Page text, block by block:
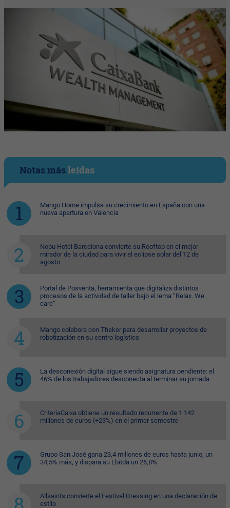
Notas másleídas
Mango Home impulsa su crecimiento en España con una
nueva apertura en Valencia
Nobu Hotel Barcelona convierte su Rooftop en el mejor
mirador de la ciudad para vivir el eclipse solar del 12 de
agosto
Portal de Posventa, herramienta que digitaliza distintos
procesos de la actividad de taller bajo el lema “Relax. We
care”
Mango colabora con Theker para desarrollar proyectos de
robotización en su centro logístico
La desconexión digital sigue siendo asignatura pendiente: el
46% de los trabajadores desconecta al terminar su jornada
CriteriaCaixa obtiene un resultado recurrente de 1.142
millones de euros (+23%) en el primer semestre
Grupo San José gana 23,4 millones de euros hasta junio, un
34,5% más, y dispara su Ebitda un 26,8%
Allsaints convierte el Festival Dressing en una declaración de
estilo